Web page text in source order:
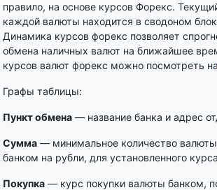
правило, на основе курсов Форекс.
каждой валюты находится в сводоном
Динамика курсов форекс позволяет
обмена наличных валют на ближайшее
курсов валют форекс можно посмотреть на
Графы таблицы:
Пункт обмена — название банка и адрес
Сумма — минимальное количество
банком на рубли, для установленного
Покупка — курс покупки валюты банком,